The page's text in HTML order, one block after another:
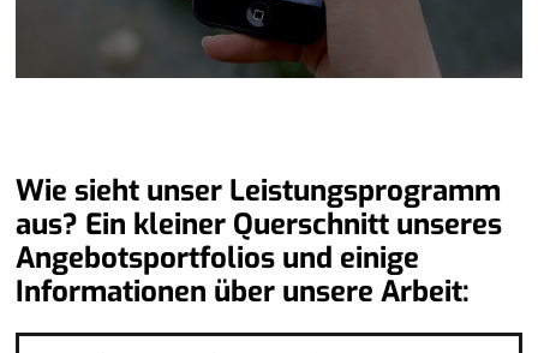
Wie sieht unser Leistungsprogramm
aus? Ein kleiner Querschnitt unseres
Angebotsportfolios und einige
Informationen über unsere Arbeit: